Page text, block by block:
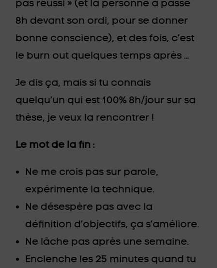
pas réussi » (et la personne a passé
8h devant son ordi, pour se donner
bonne conscience), et des fois, c’est
le burn out quelques temps après …
Je dis ça, mais si tu connais
quelqu’un qui est 100% 8h/jour sur sa
thèse, je veux la rencontrer !
Le mot de la fin :
Ne me crois pas sur parole,
expérimente la technique.
Ne désespère pas avec la
définition d’objectifs, ça s’améliore.
Ne lâche pas après une semaine.
Enclenche les 25 minutes quand tu